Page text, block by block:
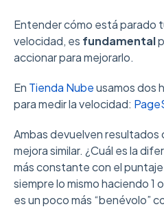
Entender cómo está parado
velocidad, es fundamental
accionar para mejorarlo.
En Tienda Nubeusamos dos
para medir la velocidad:
Ambas devuelven
mejora similar. ¿Cuál es la
más constante con el
siempre lo mismo haciendo 1
es un poco más “benévolo”